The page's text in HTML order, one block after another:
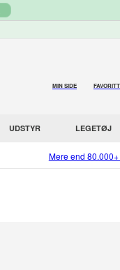
MIN SIDE
UDSTYR LEGETØJ
Mere end